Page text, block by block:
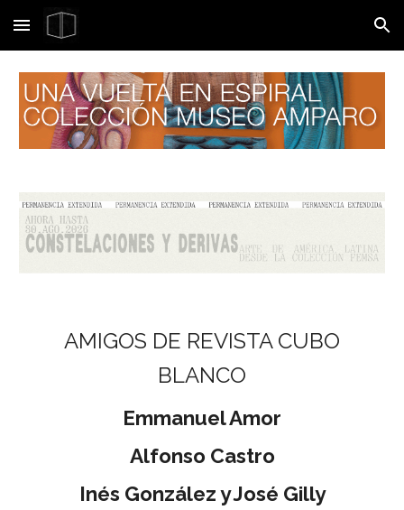
Skip to main content Skip to navigation
AMIGOS DE REVISTA CUBO
BLANCO
Emmanuel Amor
Alfonso Castro
Inés González y José Gilly